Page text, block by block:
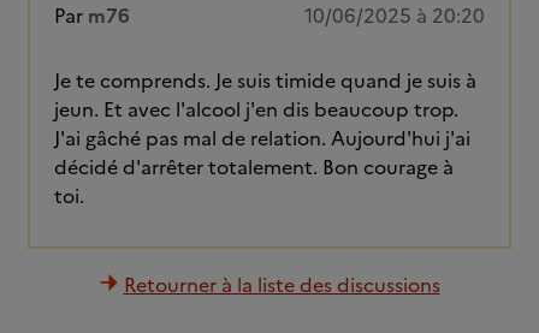
Par m76 10/06/2025 à 20:20
Je te comprends. Je suis timide quand je suis à
jeun. Et avec l'alcool j'en dis beaucoup trop.
J'ai gâché pas mal de relation. Aujourd'hui j'ai
décidé d'arrêter totalement. Bon courage à
toi.
Retourner à la liste des discussions